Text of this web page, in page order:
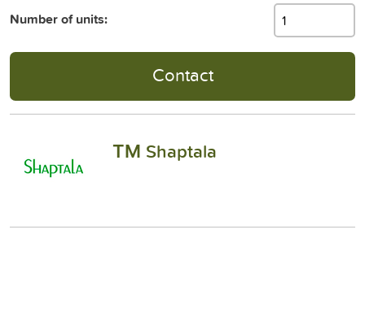
Number of units:
Contact
ТМ Shaptala